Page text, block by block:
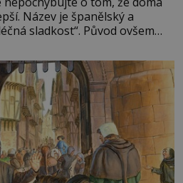
Název je španělský a
sladkost“. Původ ovšem
zemí a k tomu